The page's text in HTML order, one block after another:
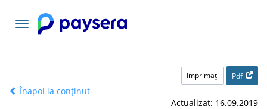
Comutați
navigarea
Imprimaţi Pdf
Înapoi la conținut
Actualizat: 16.09.2019